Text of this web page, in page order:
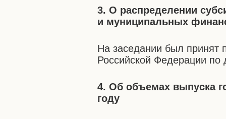
3. О распределении
и муниципальных
На заседании был принят
Российской Федерации по
4. Об объемах выпуска
году